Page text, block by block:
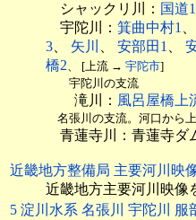
シャックリ川： 国道
宇陀川： 箕曲中村1、
3、 矢川 、 安部田1、
橋2、 [上流 → 宇陀市]
宇陀川の支流
滝川： 風呂屋橋上
名張川の支流。河口から
青蓮寺川：青蓮寺ダ
近畿地方整備局 主要河川映
近畿地方主要河川映像
5 淀川水系 名張川 宇陀川 服